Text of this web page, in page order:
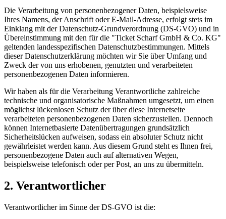
Die Verarbeitung von personenbezogener Daten, beispielsweise
Ihres Namens, der Anschrift oder E-Mail-Adresse, erfolgt stets im
Einklang mit der Datenschutz-Grundverordnung (DS-GVO) und in
Übereinstimmung mit den für die "Ticket Scharf GmbH & Co. KG"
geltenden landesspezifischen Datenschutzbestimmungen. Mittels
dieser Datenschutzerklärung möchten wir Sie über Umfang und
Zweck der von uns erhobenen, genutzten und verarbeiteten
personenbezogenen Daten informieren.
Wir haben als für die Verarbeitung Verantwortliche zahlreiche
technische und organisatorische Maßnahmen umgesetzt, um einen
möglichst lückenlosen Schutz der über diese Internetseite
verarbeiteten personenbezogenen Daten sicherzustellen. Dennoch
können Internetbasierte Datenübertragungen grundsätzlich
Sicherheitslücken aufweisen, sodass ein absoluter Schutz nicht
gewährleistet werden kann. Aus diesem Grund steht es Ihnen frei,
personenbezogene Daten auch auf alternativen Wegen,
beispielsweise telefonisch oder per Post, an uns zu übermitteln.
2. Verantwortlicher
Verantwortlicher im Sinne der DS-GVO ist die: